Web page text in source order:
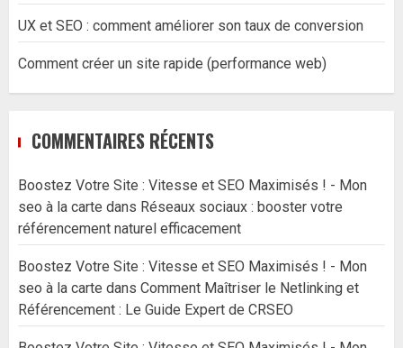
UX et SEO : comment améliorer son taux de conversion
Comment créer un site rapide (performance web)
COMMENTAIRES RÉCENTS
Boostez Votre Site : Vitesse et SEO Maximisés ! - Mon
seo à la carte dans Réseaux sociaux : booster votre
référencement naturel efficacement
Boostez Votre Site : Vitesse et SEO Maximisés ! - Mon
seo à la carte dans Comment Maîtriser le Netlinking et
Référencement : Le Guide Expert de CRSEO